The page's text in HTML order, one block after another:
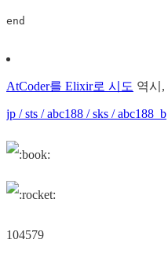
end
AtCoder를 Elixir로 시도 역시,
jp / sts / abc188 / sks / abc188_b
104579